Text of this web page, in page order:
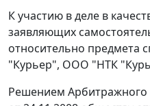
К участию в деле в
заявляющих
относительно предмета
"Курьер", ООО "НТК
Решением Арбитражного